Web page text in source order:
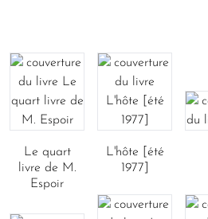
Le quart
livre de M.
Espoir
L'hôte [été
1977]